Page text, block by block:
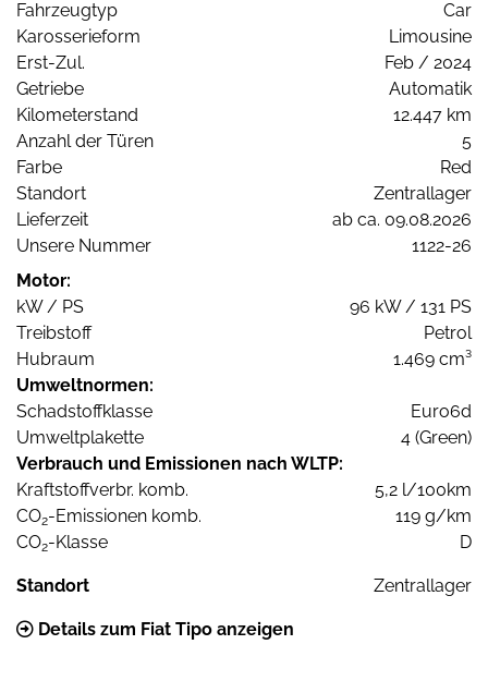
Fahrzeugtyp
Car
Karosserieform
Limousine
Erst-Zul.
Feb / 2024
Getriebe
Automatik
Kilometerstand
12.447 km
Anzahl der Türen
5
Farbe
Red
Standort
Zentrallager
Lieferzeit
ab ca. 09.08.2026
Unsere Nummer
1122-26
Motor:
kW / PS
96 kW / 131 PS
Treibstoff
Petrol
Hubraum
1.469 cm³
Umweltnormen:
Schadstoffklasse
Euro6d
Umweltplakette
4 (Green)
Verbrauch und Emissionen nach WLTP:
Kraftstoffverbr. komb.
5,2 l/100km
CO2-Emissionen komb.
119 g/km
CO2-Klasse D
Standort Zentrallager
Details zum Fiat Tipo anzeigen